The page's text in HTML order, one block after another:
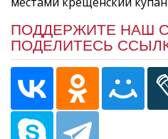
ПОДДЕРЖИТЕ НАШ
ПОДЕЛИТЕСЬ